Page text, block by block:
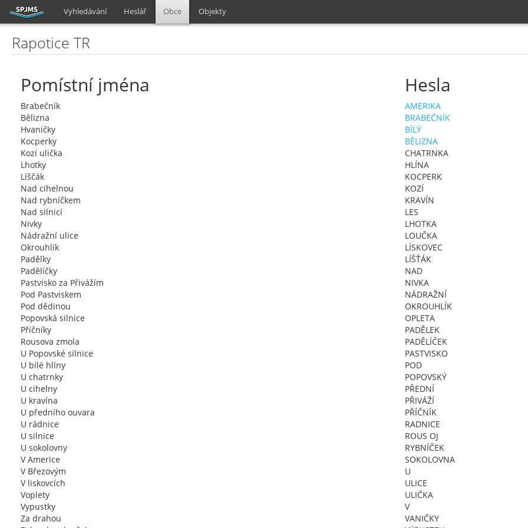
Vyhledávání Heslář Obce Objekty
Rapotice TR
Pomístní jména
Brabečník
Bělizna
Hvaničky
Kocperky
Kozí ulička
Lhotky
Líščák
Nad cihelnou
Nad rybníčkem
Nad silnicí
Nivky
Nádražní ulice
Okrouhlík
Padělky
Padělíčky
Pastvisko za Přivážím
Pod Pastviskem
Pod dědinou
Popovská silnice
Příčníky
Rousova zmola
U Popovské silnice
U bílé hlíny
U chatrnky
U cihelny
U kravína
U předního ouvara
U rádnice
U silnice
U sokolovny
V Americe
V Březovým
V liskovcích
Voplety
Vypustky
Za drahou
Hesla
AMERIKA
BRABEČNÍK
BÍLÝ
BĚLIZNA
CHATRNKA
HLÍNA
KOCPERK
KOZÍ
KRAVÍN
LES
LHOTKA
LOUČKA
LÍSKOVEC
LÍŠŤÁK
NAD
NIVKA
NÁDRAŽNÍ
OKROUHLÍK
OPLETA
PADĚLEK
PADĚLÍČEK
PASTVISKO
POD
POPOVSKÝ
PŘEDNÍ
PŘIVÁŽÍ
PŘÍČNÍK
RADNICE
ROUS OJ
RYBNÍČEK
SOKOLOVNA
U
ULICE
ULIČKA
V
VANIČKY